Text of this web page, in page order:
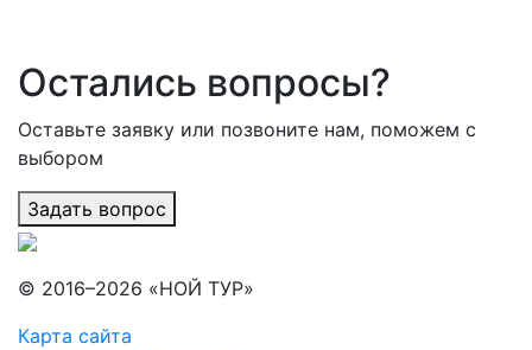
Остались вопросы?
Оставьте заявку или позвоните нам, поможем с
выбором
Задать вопрос
© 2016–2026 «НОЙ ТУР»
Карта сайта